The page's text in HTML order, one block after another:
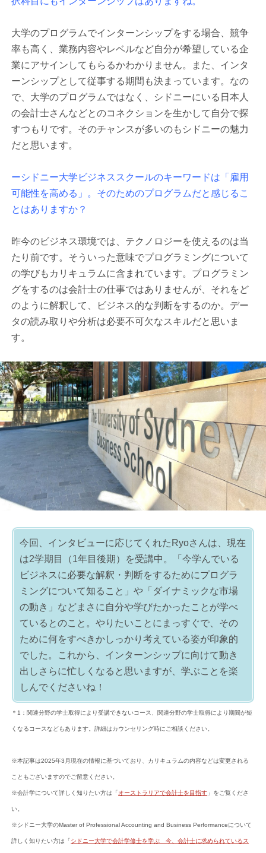
大学のプログラムでインターンシップをする場合、競争
率も高く、業務内容やレベルなど自分が希望している企
業にアサインしてもらるかわかりません。また、インタ
ーンシップとして従事する期間も決まっています。なの
で、大学のプログラムではなく、シドニーにいる日本人
の会計士さんなどとのコネクションを生かして自分で探
すつもりです。そのチャンスが多いのもシドニーの魅力
だと思います。
ーシドニー大学ビジネススクールのキーワードは「雇用
可能性を高める」。そのためのプログラムだと感じるこ
とはありますか？
昨今のビジネス環境では、テクノロジーを使えるのは当
たり前です。そういった意味でプログラミングについて
の学びもカリキュラムに含まれています。プログラミン
グをするのは会計士の仕事ではありませんが、それをど
のように解釈して、ビジネス的な判断をするのか。デー
タの読み取りや分析は必要不可欠なスキルだと思いま
す。
今回、インタビューに応じてくれたRyoさんは、現在
は2学期目（1年目後期）を受講中。「今学んでいる
ビジネスに必要な解釈・判断をするためにプログラ
ミングについて知ること」や「ダイナミックな市場
の動き」などまさに自分や学びたかったことが学べ
ているとのこと。やりたいことにまっすぐで、その
ために何をすべきかしっかり考えている姿が印象的
でした。これから、インターンシップに向けて動き
出しさらに忙しくなると思いますが、学ぶことを楽
しんでくださいね！
＊1：関連分野の学士取得により受講できないコース、関連分野の学士取得により期間が短
くなるコースなどもあります。詳細はカウンセリング時にご相談ください。
※本記事は2025年3月現在の情報に基づいており、カリキュラムの内容などは変更される
こともございますのでご留意ください。
※会計学について詳しく知りたい方は「オーストラリアで会計士を目指す 」をご覧くださ
い。
※シドニー大学のMaster of Professional Accounting and Business Performanceについて
詳しく知りたい方は「 シドニー大学で会計学修士を学ぶ 今、会計士に求められているス